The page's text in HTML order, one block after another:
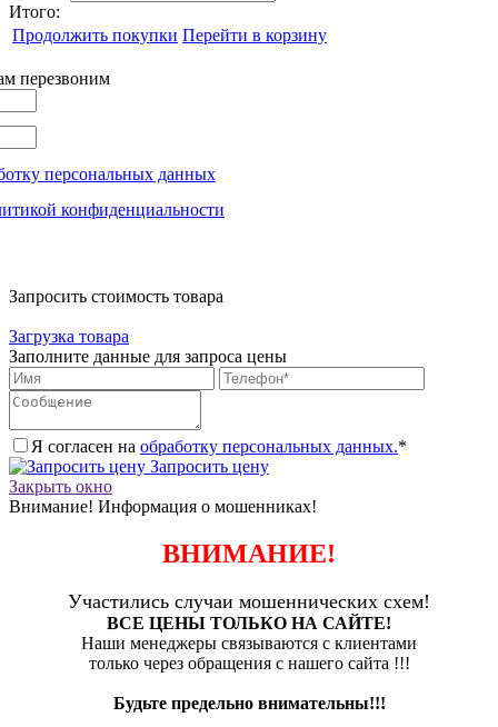
Итого:
Продолжить покупки Перейти в корзину
перезвоним
персональных данных
конфиденциальности
Запросить стоимость товара
Загрузка товара
Заполните данные для запроса цены
Я согласен на обработку персональных данных.*
Запросить цену
Закрыть окно
Внимание! Информация о мошенниках!
ВНИМАНИЕ!
Участились случаи мошеннических схем!
ВСЕ ЦЕНЫ ТОЛЬКО НА САЙТЕ!
Наши менеджеры связываются с клиентами
только через обращения с нашего сайта !!!
Будьте предельно внимательны!!!